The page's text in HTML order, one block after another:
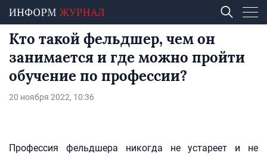
Кто такой фельдшер, чем он
занимается и где можно пройти
обучение по профессии?
20 ноября 2022, 10:36
Профессия фельдшера никогда не устареет и не